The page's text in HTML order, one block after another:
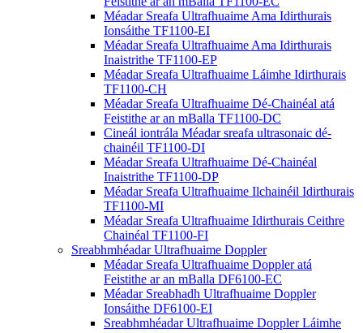
Méadar Sreafa Ultrafhuaime Ama Idirthurais
Ionsáithe TF1100-EI
Méadar Sreafa Ultrafhuaime Ama Idirthurais
Inaistrithe TF1100-EP
Méadar Sreafa Ultrafhuaime Láimhe Idirthurais
TF1100-CH
Méadar Sreafa Ultrafhuaime Dé-Chainéal atá
Feistithe ar an mBalla TF1100-DC
Cineál iontrála Méadar sreafa ultrasonaic dé-
chainéil TF1100-DI
Méadar Sreafa Ultrafhuaime Dé-Chainéal
Inaistrithe TF1100-DP
Méadar Sreafa Ultrafhuaime Ilchainéil Idirthurais
TF1100-MI
Méadar Sreafa Ultrafhuaime Idirthurais Ceithre
Chainéal TF1100-FI
Sreabhmhéadar Ultrafhuaime Doppler
Méadar Sreafa Ultrafhuaime Doppler atá
Feistithe ar an mBalla DF6100-EC
Méadar Sreabhadh Ultrafhuaime Doppler
Ionsáithe DF6100-EI
Sreabhmhéadar Ultrafhuaime Doppler Láimhe